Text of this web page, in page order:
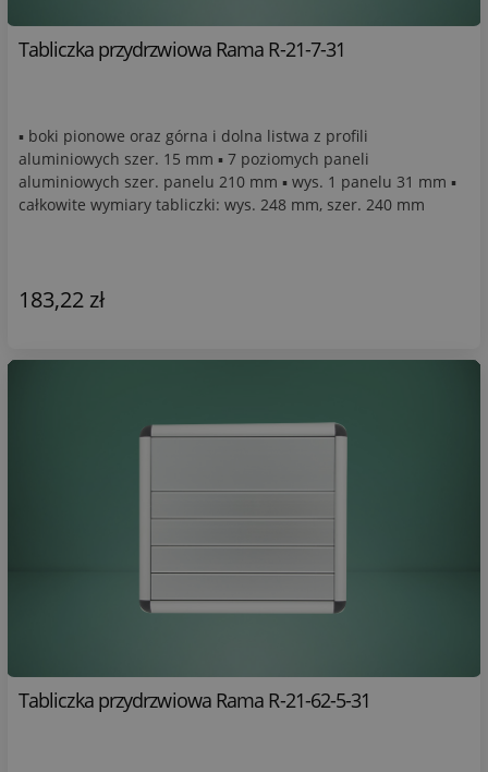
Tabliczka przydrzwiowa Rama R-21-7-31
▪ boki pionowe oraz górna i dolna listwa z profili
aluminiowych szer. 15 mm ▪ 7 poziomych paneli
aluminiowych szer. panelu 210 mm ▪ wys. 1 panelu 31 mm ▪
całkowite wymiary tabliczki: wys. 248 mm, szer. 240 mm
183,22 zł
Tabliczka przydrzwiowa Rama R-21-62-5-31